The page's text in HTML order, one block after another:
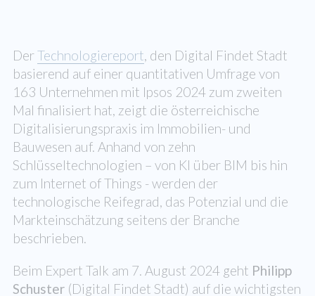
DerTechnologiereport, den Digital Findet Stadt
basierend auf einer quantitativen Umfrage von
163 Unternehmen mit Ipsos 2024 zum zweiten
Mal finalisiert hat, zeigt die österreichische
Digitalisierungspraxis im Immobilien- und
Bauwesen auf. Anhand von zehn
Schlüsseltechnologien – von KI über BIM bis hin
zum Internet of Things - werden der
technologische Reifegrad, das Potenzial und die
Markteinschätzung seitens der Branche
beschrieben.
Beim Expert Talk am 7. August 2024 geht Philipp
Schuster (Digital Findet Stadt) auf die wichtigsten